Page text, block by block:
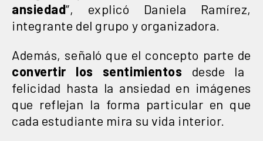
ansiedad”, explicó Daniela Ramírez,
integrante del grupo y organizadora.
Además, señaló que el concepto parte de
convertir los sentimientos desde la
felicidad hasta la ansiedad en imágenes
que reflejan la forma particular en que
cada estudiante mira su vida interior.